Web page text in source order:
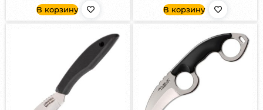
В корзину В корзину